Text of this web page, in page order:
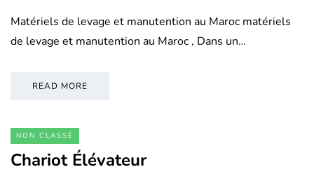
Matériels de levage et manutention au Maroc matériels
de levage et manutention au Maroc , Dans un…
READ MORE
NON CLASSÉ
Chariot Élévateur